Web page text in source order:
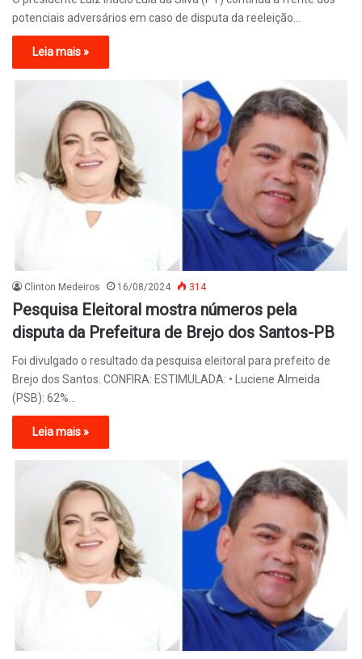
potenciais adversários em caso de disputa da reeleição…
Leia mais »
Clinton Medeiros 16/08/2024 314
Pesquisa Eleitoral mostra números pela
disputa da Prefeitura de Brejo dos Santos-PB
Foi divulgado o resultado da pesquisa eleitoral para prefeito de
Brejo dos Santos. CONFIRA: ESTIMULADA: • Luciene Almeida
(PSB): 62%…
Leia mais »